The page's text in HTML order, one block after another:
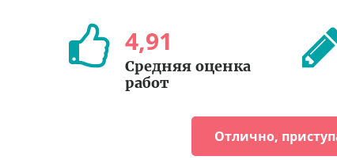
4,91
Средняя оценка
работ
Отлично,